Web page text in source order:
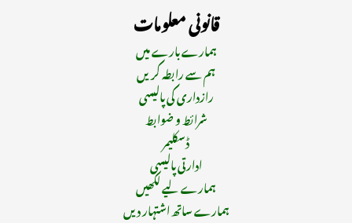
قانونی معلومات
ہمارے بارے میں
ہم سے رابطہ کریں
رازداری کی پالیسی
شرائط و ضوابط
ڈسکلیمر
ادارتی پالیسی
ہمارے لیے لکھیں
ہمارے ساتھ اشتہار دیں